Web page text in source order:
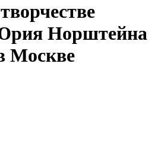
Норштейна
Москве